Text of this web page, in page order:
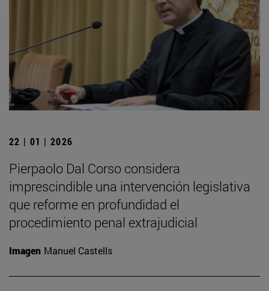
22 | 01 | 2026
Pierpaolo Dal Corso considera
imprescindible una intervención legislativa
que reforme en profundidad el
procedimiento penal extrajudicial
Imagen Manuel Castells